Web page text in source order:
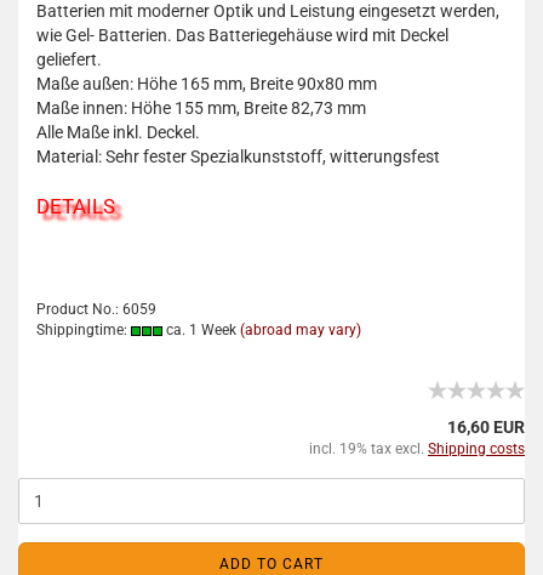
Batterien mit moderner Optik und Leistung eingesetzt werden,
wie Gel- Batterien. Das Batteriegehäuse wird mit Deckel
geliefert.
Maße außen: Höhe 165 mm, Breite 90x80 mm
Maße innen: Höhe 155 mm, Breite 82,73 mm
Alle Maße inkl. Deckel.
Material: Sehr fester Spezialkunststoff, witterungsfest
DETAILS
Product No.: 6059
Shippingtime:
ca. 1 Week (abroad may vary)
16,60 EUR
incl. 19% tax excl. Shipping costs
ADD TO CART